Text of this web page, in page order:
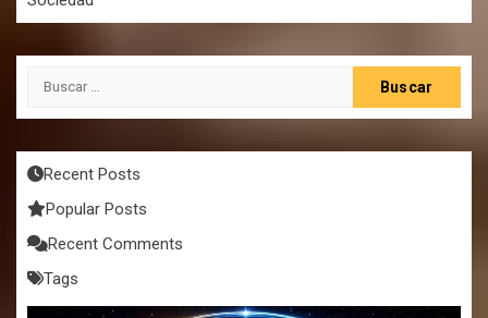
Buscar:
Recent Posts
Popular Posts
Recent Comments
Tags